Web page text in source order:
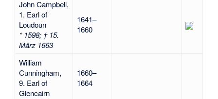
John Campbell,
1. Earl of
Loudoun
* 1598; † 15.
März 1663
1641–
1660
William
Cunningham,
9. Earl of
Glencairn
1660–
1664